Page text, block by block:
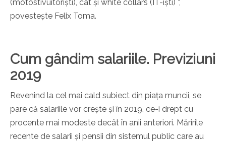
(motostivuitoriști), cât și white collars (IT-iști) ”,
povestește Felix Toma.
Cum gândim salariile. Previziuni
2019
Revenind la cel mai cald subiect din piața muncii, se
pare că salariile vor crește și în 2019, ce-i drept cu
procente mai modeste decât în anii anteriori. Măririle
recente de salarii și pensii din sistemul public care au